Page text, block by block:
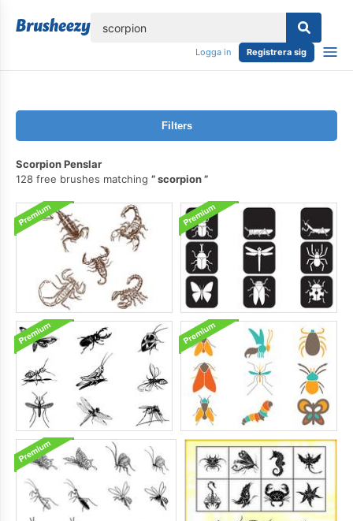
Logga in Registrera sig
Filters
Scorpion Penslar
128 free brushes matching
scorpion